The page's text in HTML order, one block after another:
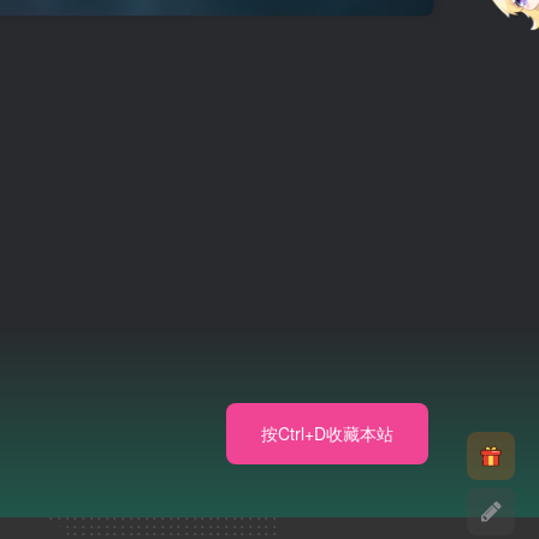
按Ctrl+D收藏本站